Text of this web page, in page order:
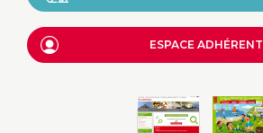
ESPACE ADHÉRENT